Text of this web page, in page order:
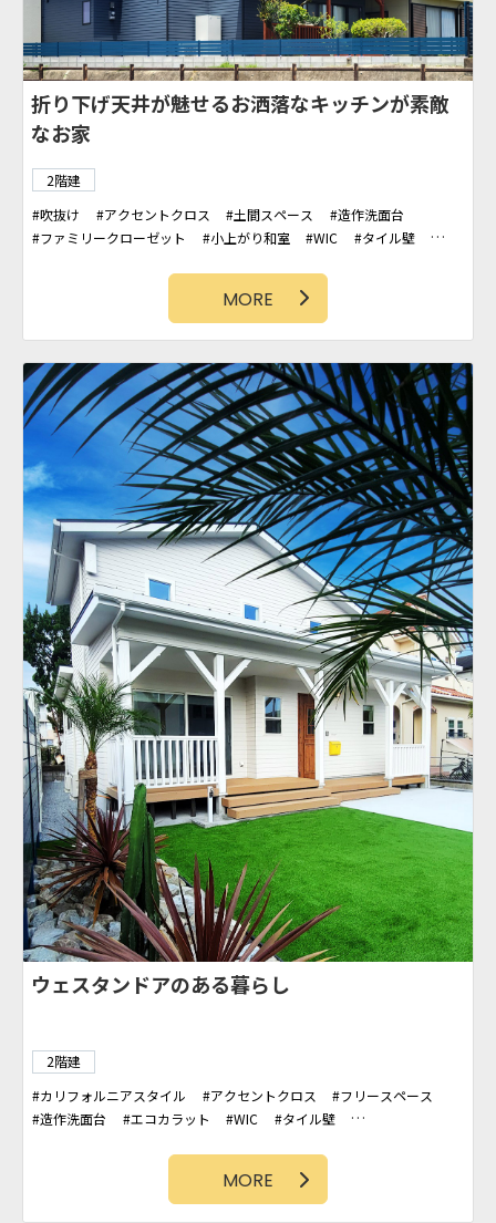
折り下げ天井が魅せるお洒落なキッチンが素敵
なお家
2階建
吹抜け
アクセントクロス 土間スペース
造作洗面台
ファミリークローゼット
小上がり和室 WIC
タイル壁
MORE
ウェスタンドアのある暮らし
2階建
カリフォルニアスタイル
アクセントクロス
フリースペース
造作洗面台
エコカラット WIC
タイル壁
MORE